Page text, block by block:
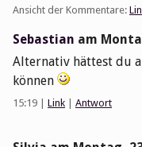
Ansicht der Kommentare:
Sebastian am
Alternativ hättest du
können
15:19 Link Antwort